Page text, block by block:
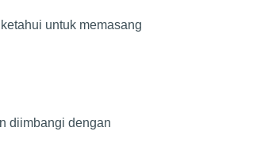
untuk memasang
diimbangi dengan